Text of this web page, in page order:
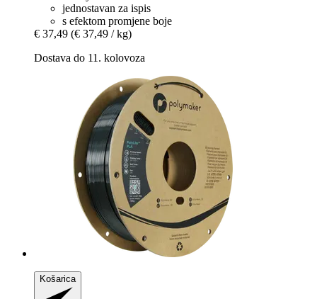
jednostavan za ispis
s efektom promjene boje
€ 37,49 (€ 37,49 / kg)
Dostava do 11. kolovoza
Košarica